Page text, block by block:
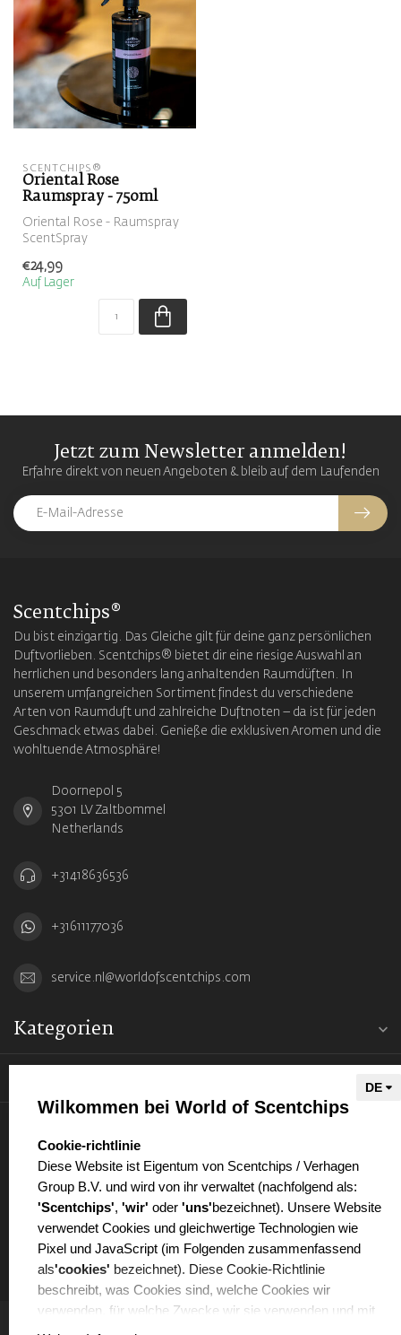
SCENTCHIPS®
Oriental Rose
Raumspray - 750ml
Oriental Rose - Raumspray
ScentSpray
€24,99
Auf Lager
Jetzt zum Newsletter anmelden!
Erfahre direkt von neuen Angeboten & bleib auf dem Laufenden
Scentchips®
Du bist einzigartig. Das Gleiche gilt für deine ganz persönlichen
Duftvorlieben. Scentchips® bietet dir eine riesige Auswahl an
herrlichen und besonders lang anhaltenden Raumdüften. In
unserem umfangreichen Sortiment findest du verschiedene
Arten von Raumduft und zahlreiche Duftnoten – da ist für jeden
Geschmack etwas dabei. Genieße die exklusiven Aromen und die
wohltuende Atmosphäre!
Doornepol 5
5301 LV Zaltbommel
Netherlands
+31418636536
+31611177036
service.nl@worldofscentchips.com
Kategorien
Wilkommen bei World of Scentchips
select language
Cookie-richtlinie
Diese Website ist Eigentum von Scentchips / Verhagen
Group B.V. und wird von ihr verwaltet (nachfolgend als:
'Scentchips', 'wir' oder 'uns'bezeichnet). Unsere Website
verwendet Cookies und gleichwertige Technologien wie
Pixel und JavaScript (im Folgenden zusammenfassend
als'cookies' bezeichnet). Diese Cookie-Richtlinie
beschreibt, was Cookies sind, welche Cookies wir
verwenden, für welche Zwecke wir sie verwenden und mit
welchen Partnern wir dabei zusammenarbeiten.